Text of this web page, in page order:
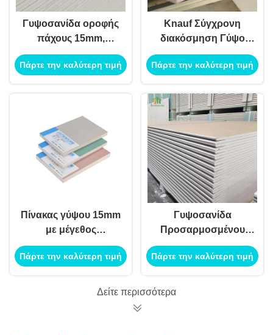
Γυψοσανίδα οροφής
πάχους 15mm,
διαστάσεων
1220mm*2440mm*12mm,
Πάρτε την καλύτερη τιμή
Knauf Σύγχρονη
διακόσμηση Γύψο
σανίδας με 1220mm *
2440mm Μέγεθος και
πάχος για εσωτερικό
τοίχωμα
Πάρτε την καλύτερη τιμή
Πίνακας γύψου 15mm
με μέγεθος
1220mm*2440mm*15mm
και 5ετής εγγύηση για
και ξυλοπλακών
Πάρτε την καλύτερη τιμή
Γυψοσανίδα
Προσαρμοσμένου
Πάχους με Επικάλυψη
Χαρτιού και 5 Χρόνια
Σύγχρονες Λύσεις
Πάρτε την καλύτερη τιμή
Δείτε περισσότερα